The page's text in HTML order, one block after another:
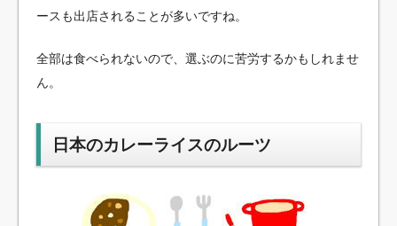
ースも出店されることが多いですね。
全部は食べられないので、選ぶのに苦労するかもしれませ
ん。
日本のカレーライスのルーツ